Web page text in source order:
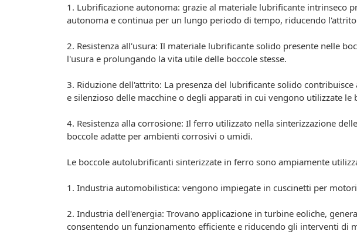
1. Lubrificazione autonoma: grazie al materiale lubrificante intrinseco
autonoma e continua per un lungo periodo di tempo, riducendo
2. Resistenza all'usura: Il materiale lubrificante solido presente nelle
l'usura e prolungando la vita utile delle boccole stesse.
3. Riduzione dell'attrito: La presenza del lubrificante solido
e silenzioso delle macchine o degli apparati in cui vengono utilizzate le
4. Resistenza alla corrosione: Il ferro utilizzato nella sinterizzazione
boccole adatte per ambienti corrosivi o umidi.
Le boccole autolubrificanti sinterizzate in ferro sono ampiamente
1. Industria automobilistica: vengono impiegate in cuscinetti per
2. Industria dell'energia: Trovano applicazione in turbine eoliche,
consentendo un funzionamento efficiente e riducendo gli interventi di